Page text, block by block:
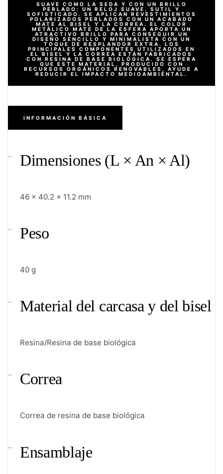
SUAVE COMO LA SEDA Y CON UN BRILLO
PERLADO: UN RELOJ SUAVE, SUTIL Y
SOFISTICADO. SE APLICAN REVESTIMIENTOS
POLARIZADOS PERLADOS CON UN ACABADO
MATE AL BISEL Y LA CORREA. EL COLOR
METÁLICO MATE DE LA ESFERA APORTA UN
ATRACTIVO BRILLO PARA CONSEGUIR UN
DISEÑO SENCILLO Y MINIMALISTA CON UN
TOQUE DE RESPLANDOR EXTRA. LOS
PRINCIPALES COMPONENTES UTILIZADOS EN
EL BISEL Y LA CORREA ESTÁN FABRICADOS
CON RESINA DE BASE BIOLÓGICA. SE ESPERA
QUE ESTE MATERIAL, PRODUCIDO CON
RECURSOS ORGÁNICOS RENOVABLES, AYUDE A
REDUCIR EL IMPACTO MEDIOAMBIENTAL.
INFORMACIÓN BÁSICA
Dimensiones (L × An × Al)
46 × 40.2 × 11.2 mm
Peso
40 g
Material del carcasa y del bisel
Resina/Resina de base biológica
Correa
Correa de resina de base biológica
Ensamblaje